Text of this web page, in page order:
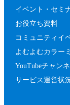
カ
の運
て
社が
前２項
し込み
イベント・セミ
お役立ち資料
コミュニティイ
よむよむカラー
YouTubeチャン
サービス運営状